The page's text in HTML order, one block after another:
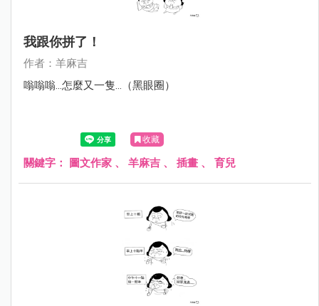
我跟你拼了！
作者：羊麻吉
嗡嗡嗡...怎麼又一隻...（黑眼圈）
收藏
關鍵字： 圖文作家 、 羊麻吉 、 插畫 、 育兒